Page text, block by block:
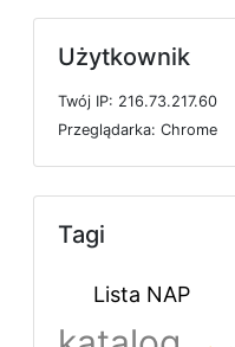
Użytkownik
Twój IP: 216.73.217.60
Przeglądarka: Chrome
Tagi
Lista NAP